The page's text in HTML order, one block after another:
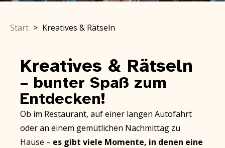
Start > Kreatives & Rätseln
Kreatives & Rätseln
– bunter Spaß zum
Entdecken!
Ob im Restaurant, auf einer langen Autofahrt
oder an einem gemütlichen Nachmittag zu
Hause – es gibt viele Momente, in denen eine